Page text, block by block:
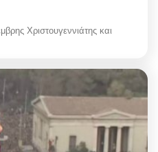
Χριστουγεννιάτης και